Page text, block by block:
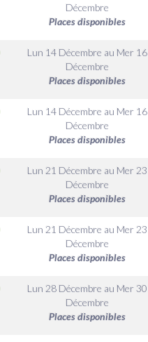
Décembre
Places disponibles
Lun 14 Décembre au Mer 16
Décembre
Places disponibles
Lun 14 Décembre au Mer 16
Décembre
Places disponibles
Lun 21 Décembre au Mer 23
Décembre
Places disponibles
Lun 21 Décembre au Mer 23
Décembre
Places disponibles
Lun 28 Décembre au Mer 30
Décembre
Places disponibles